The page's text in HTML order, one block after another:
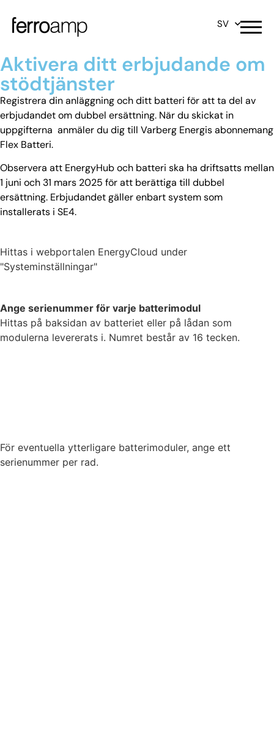
SV
Aktivera ditt erbjudande om
stödtjänster
Registrera din anläggning och ditt batteri för att ta del av
erbjudandet om dubbel ersättning. När du skickat in
uppgifterna anmäler du dig till Varberg Energis abonnemang
Flex Batteri.
Observera att EnergyHub och batteri ska ha driftsatts mellan
1 juni och 31 mars 2025 för att berättiga till dubbel
ersättning. Erbjudandet gäller enbart system som
installerats i SE4.
Hittas i webportalen EnergyCloud under
"Systeminställningar"
Ange serienummer för varje batterimodul
Hittas på baksidan av batteriet eller på lådan som
modulerna levererats i. Numret består av 16 tecken.
För eventuella ytterligare batterimoduler, ange ett
serienummer per rad.